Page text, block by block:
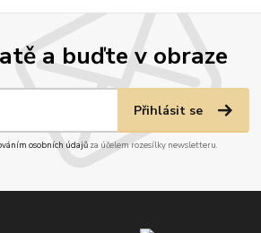
a buďte v obraze
Přihlásit se
osobních údajůza účelem rozesílky newsletteru.